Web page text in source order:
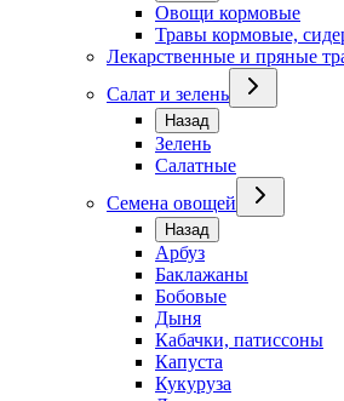
Овощи кормовые
Травы кормовые,
Лекарственные и пряные
Салат и зелень
Назад
Зелень
Салатные
Семена овощей
Назад
Арбуз
Баклажаны
Бобовые
Дыня
Кабачки, патиссоны
Капуста
Кукуруза